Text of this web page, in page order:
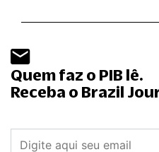
Quem faz o PIB lê.
Receba o Brazil